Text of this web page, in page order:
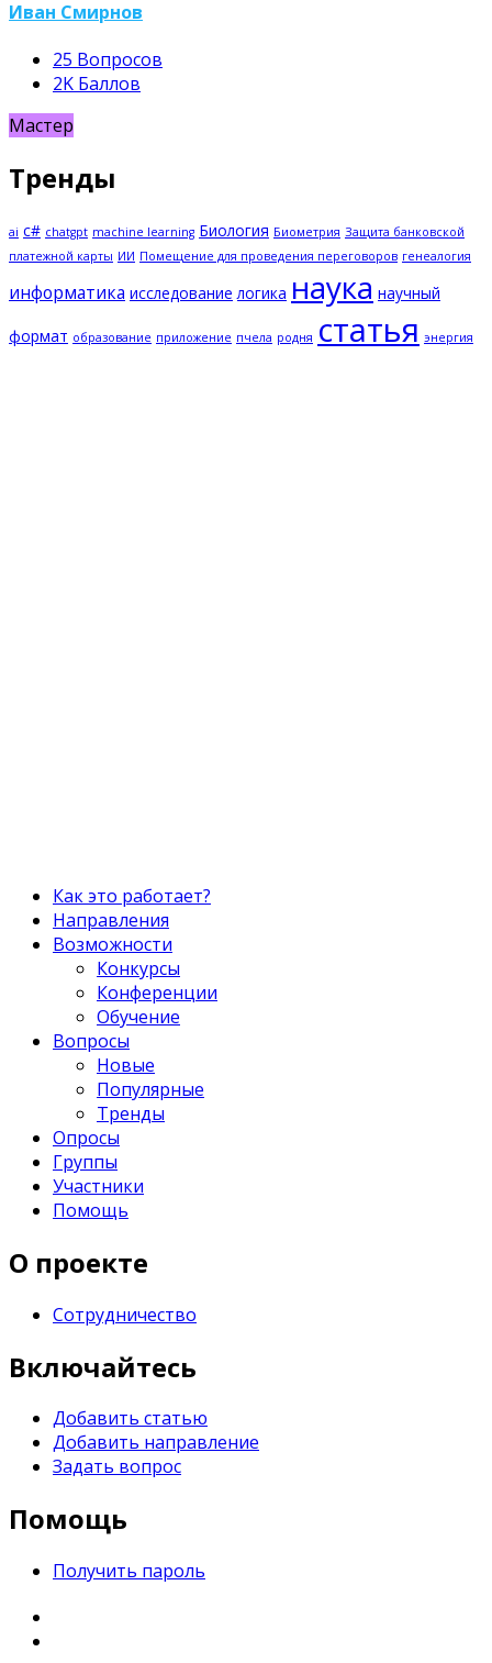
Иван Смирнов
25 Вопросов
2K Баллов
Мастер
Тренды
ai c# chatgpt machine learning Биология Биометрия Защита банковской
платежной карты ИИ Помещение для проведения переговоров генеалогия
информатика исследование логика наука научный
формат образование приложение пчела родня статья энергия
ExploreКак это работает?
Направления
Возможности
Конкурсы
Конференции
Обучение
Вопросы
Новые
Популярные
Тренды
Опросы
Группы
Участники
Помощь
Footer
О проекте
Сотрудничество
Включайтесь
Добавить статью
Добавить направление
Задать вопрос
Помощь
Получить пароль